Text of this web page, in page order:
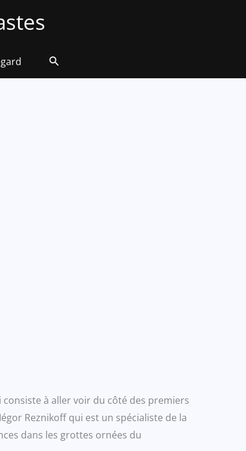
Rechercher
à aller voir du côté des premiers
Reznikoff qui est un spécialiste de la
dans les grottes ornées du